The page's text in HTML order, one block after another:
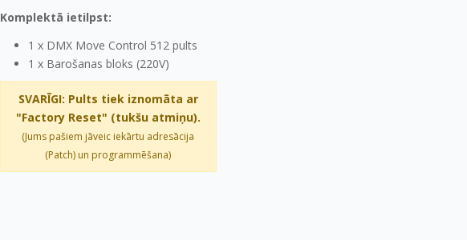
Komplektā ietilpst:
1 x DMX Move Control 512 pults
1 x Barošanas bloks (220V)
SVARĪGI: Pults tiek iznomāta ar
"Factory Reset" (tukšu atmiņu).
(Jums pašiem jāveic iekārtu adresācija
(Patch) un programmēšana)